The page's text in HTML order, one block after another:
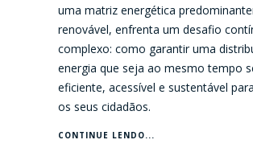
uma matriz energética
renovável, enfrenta um desafio
complexo: como garantir uma
energia que seja ao mesmo tempo
eficiente, acessível e sustentável
os seus cidadãos.
CONTINUE LENDO...